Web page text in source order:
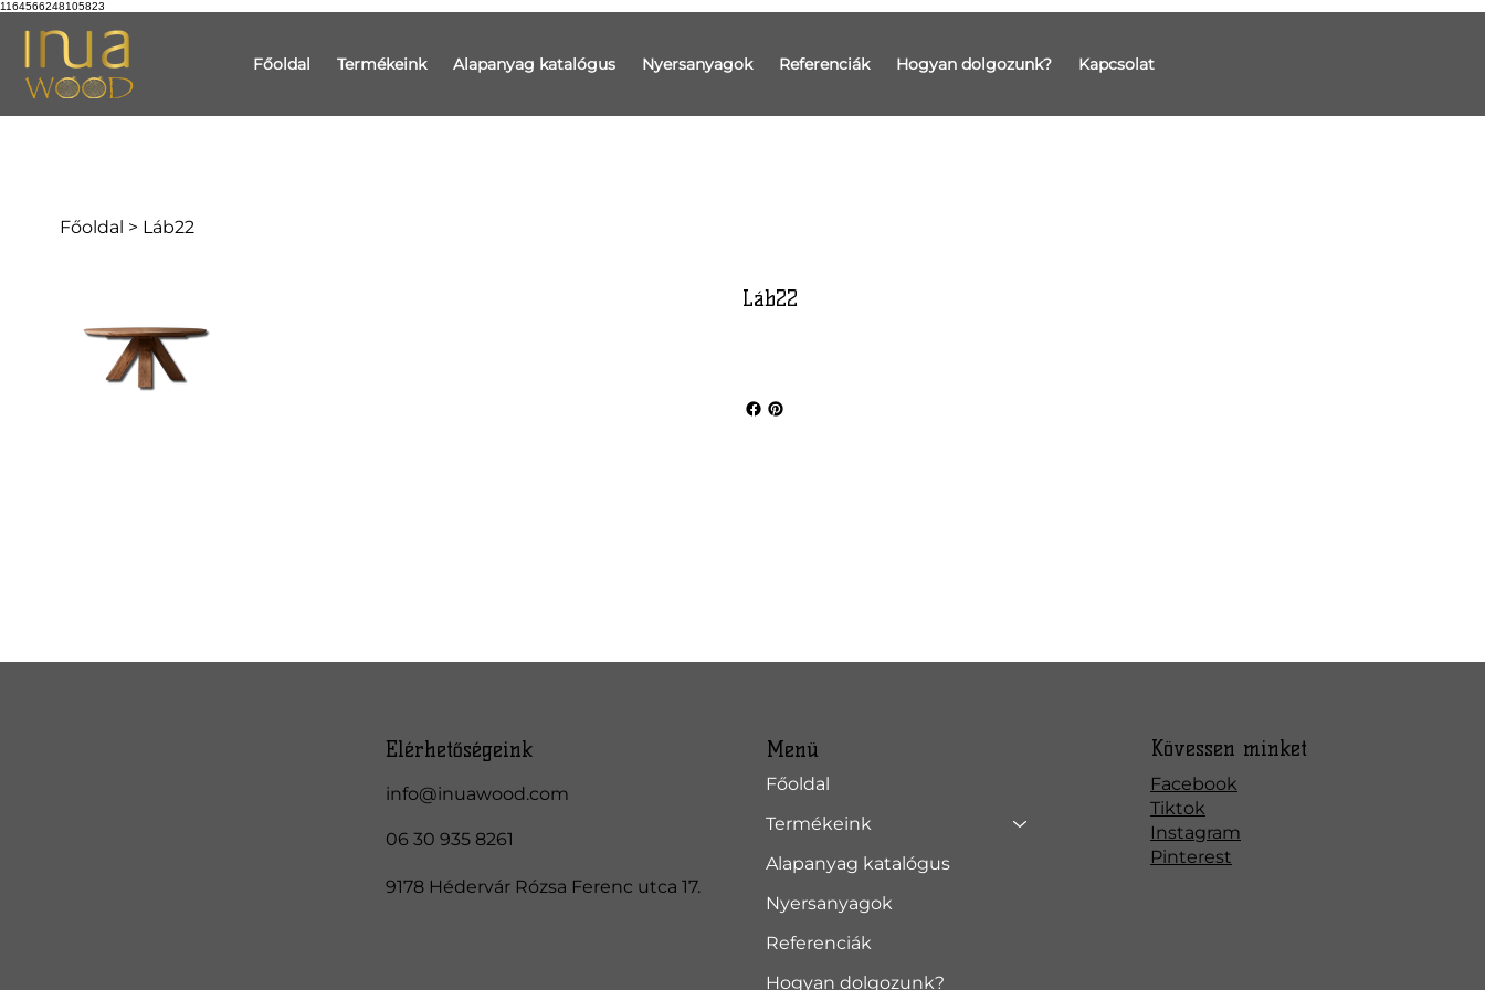
1164566248105823
Főoldal Termékeink Alapanyag katalógus Nyersanyagok Referenciák Hogyan dolgozunk? Kapcsolat
Főoldal > Láb22
Láb22
Elérhetőségeink
info@inuawood.com
06 30 935 8261
9178 Hédervár Rózsa Ferenc utca 17.
Menü
Főoldal
Termékeink
Alapanyag katalógus
Nyersanyagok
Referenciák
Hogyan dolgozunk?
Facebook
Tiktok
Instagram
Pinterest
Kövessen minket